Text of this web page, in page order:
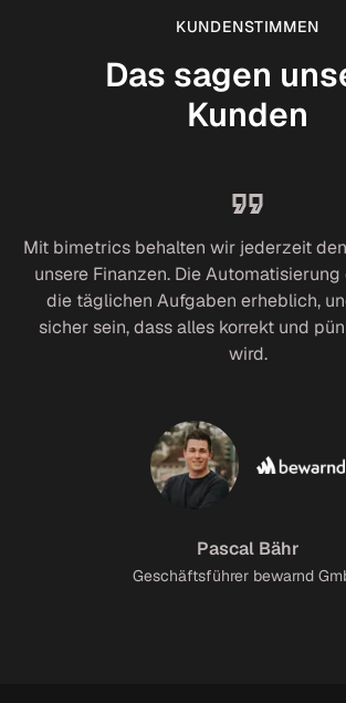
KUNDENSTIMMEN
Das sagen
Kunden
Mit bimetrics behalten wir jederzeit
unsere Finanzen. Die
die täglichen Aufgaben erheblich,
sicher sein, dass alles korrekt und
wird.
Pascal Bähr
Geschäftsführer bewarnd